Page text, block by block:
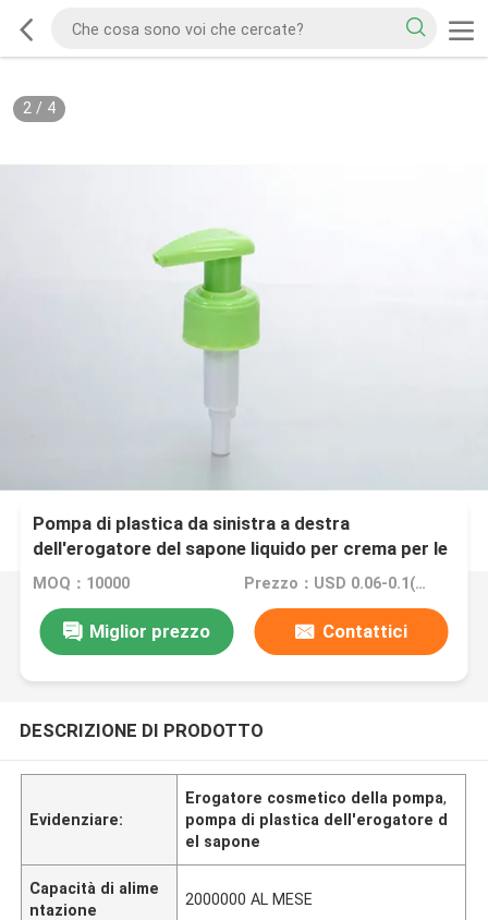
2/ 4
Pompa di plastica da sinistra a destra
dell'erogatore del sapone liquido per crema per le
mani/sciampo
MOQ：10000 Prezzo：USD 0.06-0.1(Negotionable)
Miglior prezzo Contattici
DESCRIZIONE DI PRODOTTO
Evidenziare:
Erogatore cosmetico della pompa,
pompa di plastica dell'erogatore d
el sapone
Capacità di alime
ntazione
2000000 AL MESE